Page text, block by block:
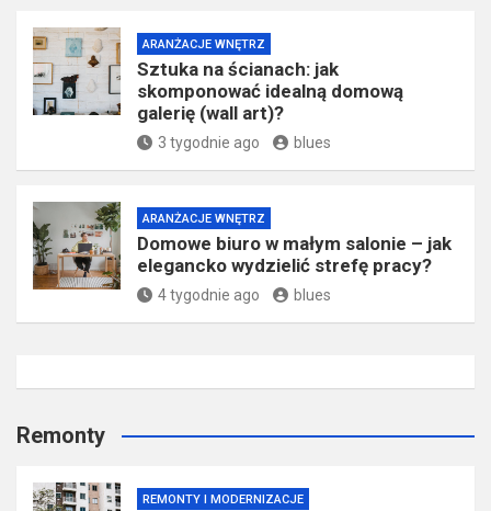
ARANŻACJE WNĘTRZ
Sztuka na ścianach: jak
skomponować idealną domową
galerię (wall art)?
3 tygodnie ago blues
ARANŻACJE WNĘTRZ
Domowe biuro w małym salonie – jak
elegancko wydzielić strefę pracy?
4 tygodnie ago blues
Remonty
REMONTY I MODERNIZACJE